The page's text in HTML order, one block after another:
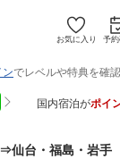
お気に入り 予
仙台・福島・岩手